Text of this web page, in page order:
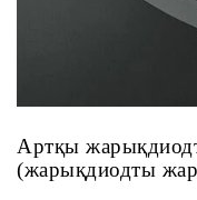
Артқы
(жарықдиодты